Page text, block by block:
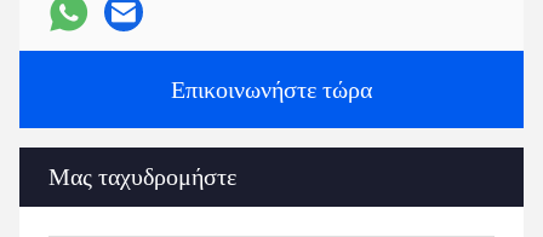
Επικοινωνήστε τώρα
Μας ταχυδρομήστε